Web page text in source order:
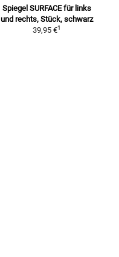
Spiegel SURFACE für links
und rechts, Stück, schwarz
39,95 €1